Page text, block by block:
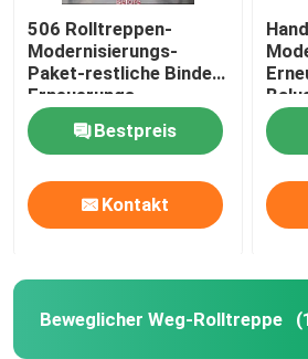
506 Rolltreppen-
Modernisierungs-
Paket-restliche Binder-
Erneuerungs-
Innenrolltreppe
Bestpreis
Kontakt
Beweglicher Weg-Rolltreppe